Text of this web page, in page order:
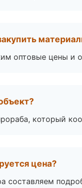
оптовые цены и
который
цена?
составляем